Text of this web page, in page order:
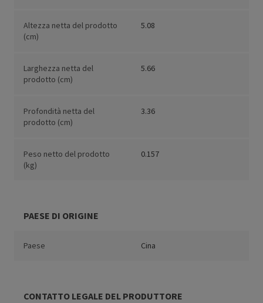
Altezza netta del prodotto
(cm)
5.08
Larghezza netta del
prodotto (cm)
5.66
Profondità netta del
prodotto (cm)
3.36
Peso netto del prodotto
(kg)
0.157
PAESE DI ORIGINE
Paese Cina
CONTATTO LEGALE DEL PRODUTTORE